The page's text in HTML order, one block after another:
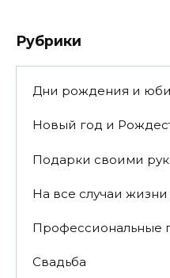
Рубрики
Дни рождения и
Новый год и
Подарки своими
На все случаи жизни
Профессиональные
Свадьба